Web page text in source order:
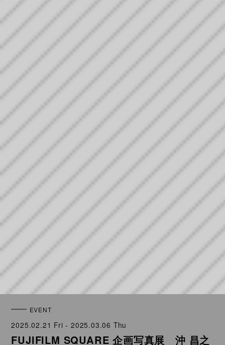
FUJIFILM SQUARE 企画写真展 沖 昌之
2025.02.21 Fri - 2025.03.06 Thu
EVENT